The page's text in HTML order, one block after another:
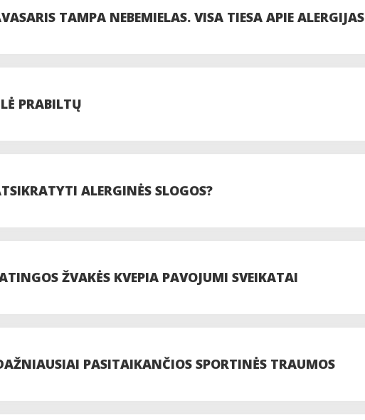
TAMPA NEBEMIELAS. VISA TIESA APIE ALERGIJAS
PRABILTŲ
ALERGINĖS SLOGOS?
ŽVAKĖS KVEPIA PAVOJUMI SVEIKATAI
PASITAIKANČIOS SPORTINĖS TRAUMOS